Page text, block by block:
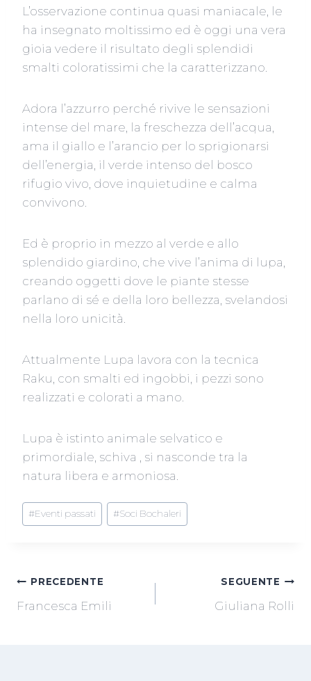
L’osservazione continua quasi maniacale, le
ha insegnato moltissimo ed è oggi una vera
gioia vedere il risultato degli splendidi
smalti coloratissimi che la caratterizzano.
Adora l’azzurro perché rivive le sensazioni
intense del mare, la freschezza dell’acqua,
ama il giallo e l’arancio per lo sprigionarsi
dell’energia, il verde intenso del bosco
rifugio vivo, dove inquietudine e calma
convivono.
Ed è proprio in mezzo al verde e allo
splendido giardino, che vive l’anima di lupa,
creando oggetti dove le piante stesse
parlano di sé e della loro bellezza, svelandosi
nella loro unicità.
Attualmente Lupa lavora con la tecnica
Raku, con smalti ed ingobbi, i pezzi sono
realizzati e colorati a mano.
Lupa è istinto animale selvatico e
primordiale, schiva , si nasconde tra la
natura libera e armoniosa.
Tag
articolo:
#Eventi passati #Soci Bochaleri
NAVIGAZIONE
ARTICOLI
PRECEDENTE
Francesca Emili
SEGUENTE
Giuliana Rolli